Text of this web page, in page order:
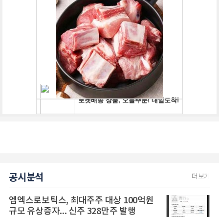
공시분석 더보기
엠엑스로보틱스, 최대주주 대상 100억원
규모 유상증자... 신주 328만주 발행